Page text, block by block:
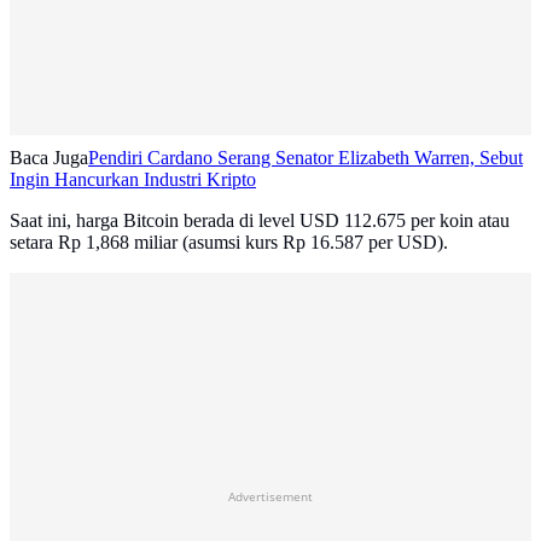
Baca JugaPendiri Cardano Serang Senator Elizabeth Warren, Sebut
Ingin Hancurkan Industri Kripto
Saat ini, harga Bitcoin berada di level USD 112.675 per koin atau
setara Rp 1,868 miliar (asumsi kurs Rp 16.587 per USD).
Advertisement